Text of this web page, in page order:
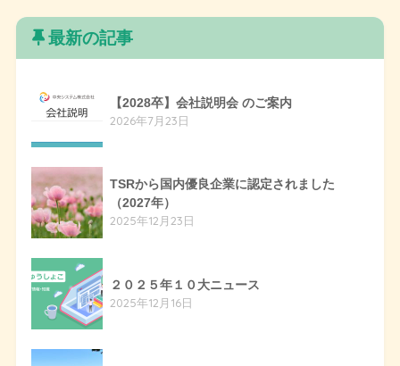
最新の記事
【2028卒】会社説明会 のご案内
2026年7月23日
TSRから国内優良企業に認定されました
（2027年）
2025年12月23日
２０２５年１０大ニュース
2025年12月16日